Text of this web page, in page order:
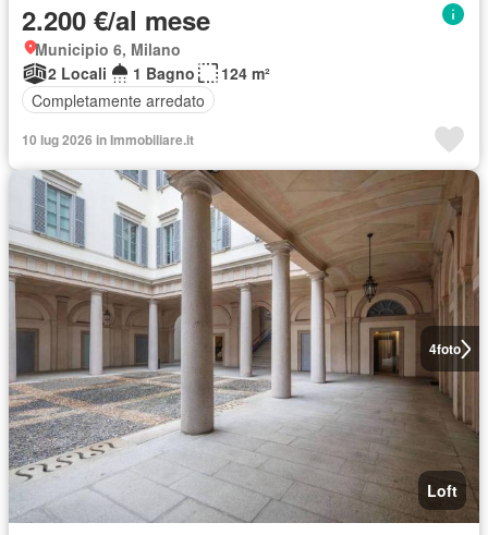
2.200 €/al mese
Municipio 6, Milano
2 Locali
1 Bagno
124 m²
Completamente arredato
10 lug 2026 in Immobiliare.it
4foto
Loft